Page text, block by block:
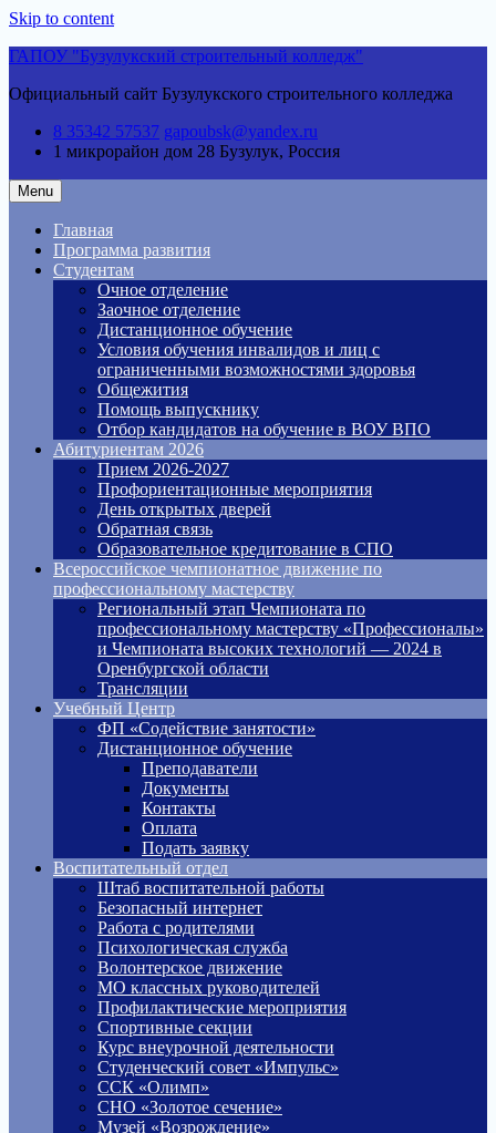
Skip to content
ГАПОУ "Бузулукский строительный колледж"
Официальный сайт Бузулукского строительного колледжа
8 35342 57537 gapoubsk@yandex.ru
1 микрорайон дом 28 Бузулук, Россия
Menu
Главная
Программа развития
Студентам
Очное отделение
Заочное отделение
Дистанционное обучение
Условия обучения инвалидов и лиц с
ограниченными возможностями здоровья
Общежития
Помощь выпускнику
Отбор кандидатов на обучение в ВОУ ВПО
Абитуриентам 2026
Прием 2026-2027
Профориентационные мероприятия
День открытых дверей
Обратная связь
Образовательное кредитование в СПО
Всероссийское чемпионатное движение по
профессиональному мастерству
Региональный этап Чемпионата по
профессиональному мастерству «Профессионалы»
и Чемпионата высоких технологий — 2024 в
Оренбургской области
Трансляции
Учебный Центр
ФП «Содействие занятости»
Дистанционное обучение
Преподаватели
Документы
Контакты
Оплата
Подать заявку
Воспитательный отдел
Штаб воспитательной работы
Безопасный интернет
Работа с родителями
Психологическая служба
Волонтерское движение
МО классных руководителей
Профилактические мероприятия
Спортивные секции
Курс внеурочной деятельности
Студенческий совет «Импульс»
ССК «Олимп»
СНО «Золотое сечение»
Музей «Возрождение»